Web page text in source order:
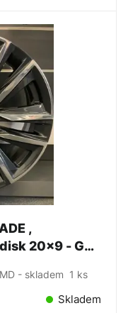
- skladem 1 ks
Skladem